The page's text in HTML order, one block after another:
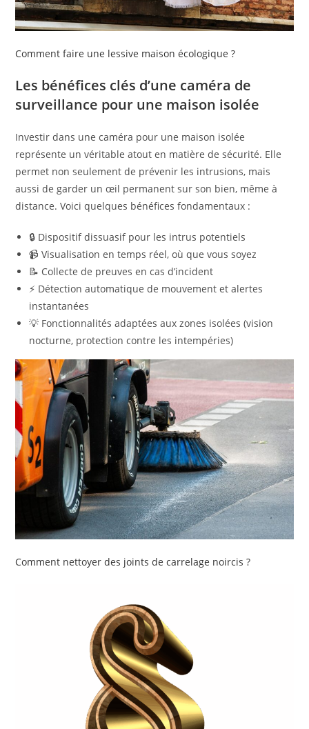
Comment faire une lessive maison écologique ?
Les bénéfices clés d’une caméra de
surveillance pour une maison isolée
Investir dans une caméra pour une maison isolée
représente un véritable atout en matière de sécurité. Elle
permet non seulement de prévenir les intrusions, mais
aussi de garder un œil permanent sur son bien, même à
distance. Voici quelques bénéfices fondamentaux :
🔒 Dispositif dissuasif pour les intrus potentiels
📹 Visualisation en temps réel, où que vous soyez
📝 Collecte de preuves en cas d’incident
⚡ Détection automatique de mouvement et alertes
instantanées
💡 Fonctionnalités adaptées aux zones isolées (vision
nocturne, protection contre les intempéries)
Comment nettoyer des joints de carrelage noircis ?